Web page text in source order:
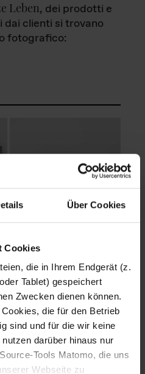
Über Cookies
Cookies
die in Ihrem Endgerät (z.
Tablet) gespeichert
Zwecken dienen können.
die für den Betrieb
sind und für die wir keine
darüber hinaus nur
Tools Matomo, die uns
Webseite zu
Leben, dei prodotti e
clienti si trovano
fotografico:
Fotografo: Lorenz
Sternbach
Download